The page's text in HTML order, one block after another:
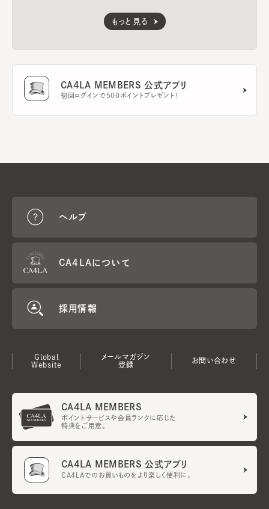
もっと見る
CA4LA MEMBERS 公式アプリ
初回ログインで500ポイントプレゼント！
ヘルプ
CA4LAについて
採用情報
Global
Website
メールマガジン
登録
お問い合わせ
CA4LA MEMBERS
ポイントサービスや会員ランクに応じた
特典をご用意。
CA4LA MEMBERS 公式アプリ
CA4LAでのお買いものをより楽しく便利に。